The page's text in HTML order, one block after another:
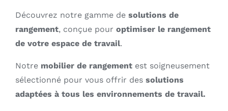
Découvrez notre gamme de solutions de
rangement, conçue pour optimiser le rangement
de votre espace de travail.
Notre mobilier de rangement est soigneusement
sélectionné pour vous offrir des solutions
adaptées à tous les environnements de travail.